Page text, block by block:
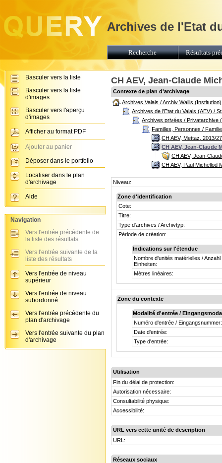
CH AEV, Jean-Claude
Contexte de plan d'archivage
Archives Valais / Archiv Wallis (Institution)
Archives de l'Etat du Valais (AEV) /
Archives privées / Privatarchive
Familles, Personnes /
CH AEV, Mettaz, 2013/
CH AEV, Jean-Claude
CH AEV, Jean-
CH AEV, Paul Michellod
Niveau:
Zone d'identification
Cote:
Titre:
Type d'archives / Archivtyp:
Période de création:
Indications sur l'étendue
Nombre d'unités matérielles / Anzahl
Einheiten:
Mètres linéaires:
Zone du contexte
Modalité d'entrée /
Numéro d'entrée / Eingangsnummer:
Date d'entrée:
Type d'entrée:
Utilisation
Fin du délai de protection:
Autorisation nécessaire:
Consultabilité physique:
Accessibilité:
URL vers cette unité de description
URL:
Réseaux sociaux
Archives de l'Etat
Recherche Résultats
Basculer vers la liste
Basculer vers la liste
d'images
Basculer vers l'aperçu
d'images
Afficher au format PDF
Ajouter au panier
Déposer dans le portfolio
Localiser dans le plan
d'archivage
Aide
Navigation
Vers l'entrée précédente de
la liste des résultats
Vers l'entrée suivante de la
liste des résultats
Vers l'entrée de niveau
supérieur
Vers l'entrée de niveau
subordonné
Vers l'entrée précédente du
plan d'archivage
Vers l'entrée suivante du plan
d'archivage